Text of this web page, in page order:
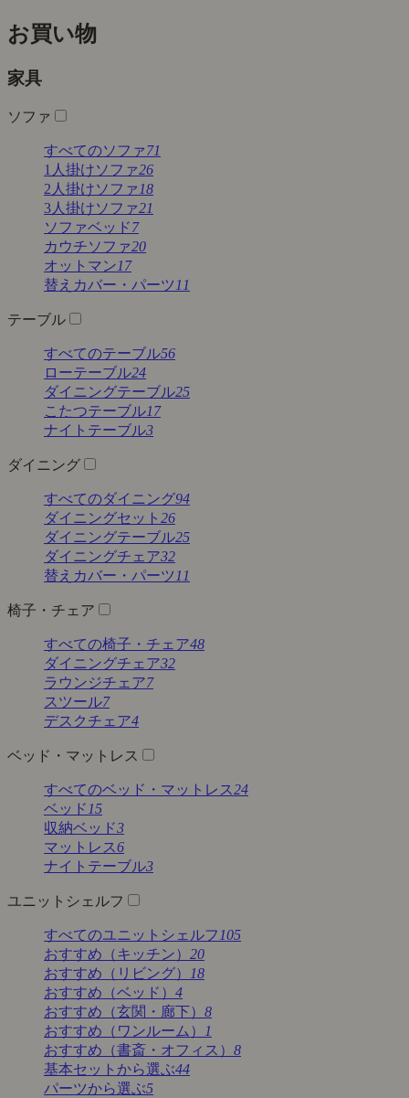
お買い物
家具
ソファ
すべてのソファ71
1人掛けソファ26
2人掛けソファ18
3人掛けソファ21
ソファベッド7
カウチソファ20
オットマン17
替えカバー・パーツ11
テーブル
すべてのテーブル56
ローテーブル24
ダイニングテーブル25
こたつテーブル17
ナイトテーブル3
ダイニング
すべてのダイニング94
ダイニングセット 26
ダイニングテーブル25
ダイニングチェア32
替えカバー・パーツ11
椅子・チェア
すべての椅子・チェア48
ダイニングチェア32
ラウンジチェア7
スツール7
デスクチェア4
ベッド・マットレス
すべてのベッド・マットレス24
ベッド15
収納ベッド3
マットレス6
ナイトテーブル3
ユニットシェルフ
すべてのユニットシェルフ105
おすすめ（キッチン） 20
おすすめ（リビング） 18
おすすめ（ベッド） 4
おすすめ（玄関・廊下） 8
おすすめ（ワンルーム） 1
おすすめ（書斎・オフィス） 8
基本セットから選ぶ44
パーツから選ぶ5